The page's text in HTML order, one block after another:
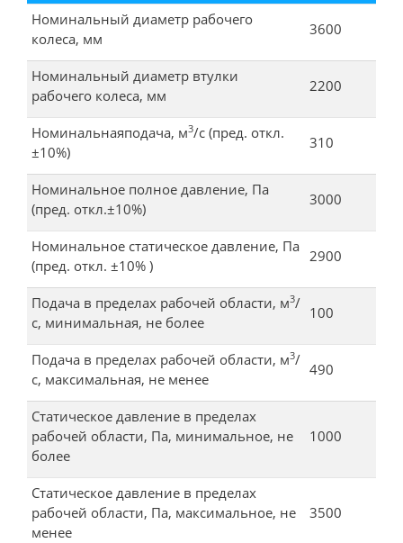
Номинальный диаметр рабочего
колеса, мм
3600
Номинальный диаметр втулки
рабочего колеса, мм
2200
Номинальнаяподача, м3/с (пред. откл.
±10%)
310
Номинальное полное давление, Па
(пред. откл.±10%)
3000
Номинальное статическое давление, Па
(пред. откл. ±10% )
2900
Подача в пределах рабочей области, м3/
с, минимальная, не более
100
Подача в пределах рабочей области, м3/
с, максимальная, не менее
490
Статическое давление в пределах
рабочей области, Па, минимальное, не
более
1000
Статическое давление в пределах
рабочей области, Па, максимальное, не
менее
3500